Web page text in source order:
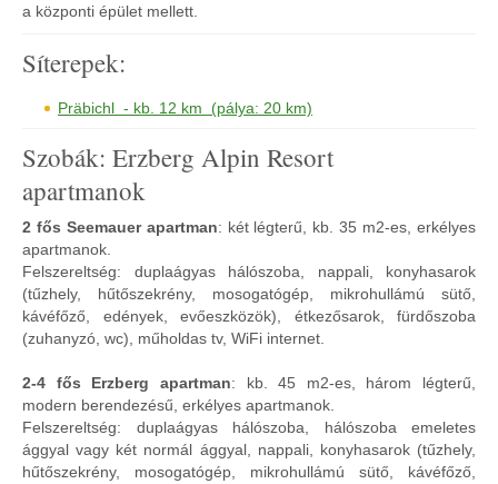
a központi épület mellett.
Síterepek:
Präbichl - kb. 12 km (pálya: 20 km)
Szobák: Erzberg Alpin Resort
apartmanok
2 fős Seemauer apartman: két légterű, kb. 35 m2-es, erkélyes
apartmanok.
Felszereltség: duplaágyas hálószoba, nappali, konyhasarok
(tűzhely, hűtőszekrény, mosogatógép, mikrohullámú sütő,
kávéfőző, edények, evőeszközök), étkezősarok, fürdőszoba
(zuhanyzó, wc), műholdas tv, WiFi internet.
2-4 fős Erzberg apartman: kb. 45 m2-es, három légterű,
modern berendezésű, erkélyes apartmanok.
Felszereltség: duplaágyas hálószoba, hálószoba emeletes
ággyal vagy két normál ággyal, nappali, konyhasarok (tűzhely,
hűtőszekrény, mosogatógép, mikrohullámú sütő, kávéfőző,